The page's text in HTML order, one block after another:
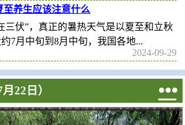
至养生应该注意什么
三伏”，真正的暑热天气是以夏至和立秋
7月中旬到8月中旬，我国各地...
2024-09-29
22日） 